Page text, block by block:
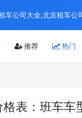
推荐 热门
表：班车车
公司大全,北京租车公